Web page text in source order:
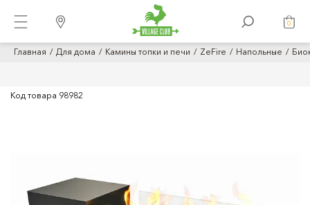
0
Главная Для дома Камины топки и печи ZeFire Напольные
Код товара 98982